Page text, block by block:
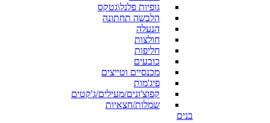
גופיות פלנל\גטקס
הלבשה תחתונה
הנעלה
חולצות
חליפות
כובעים
מכנסיים וטייצים
פיג'מות
קפוצ'ונים/מעילים/ג'קטים
שמלות/חצאיות
בנים